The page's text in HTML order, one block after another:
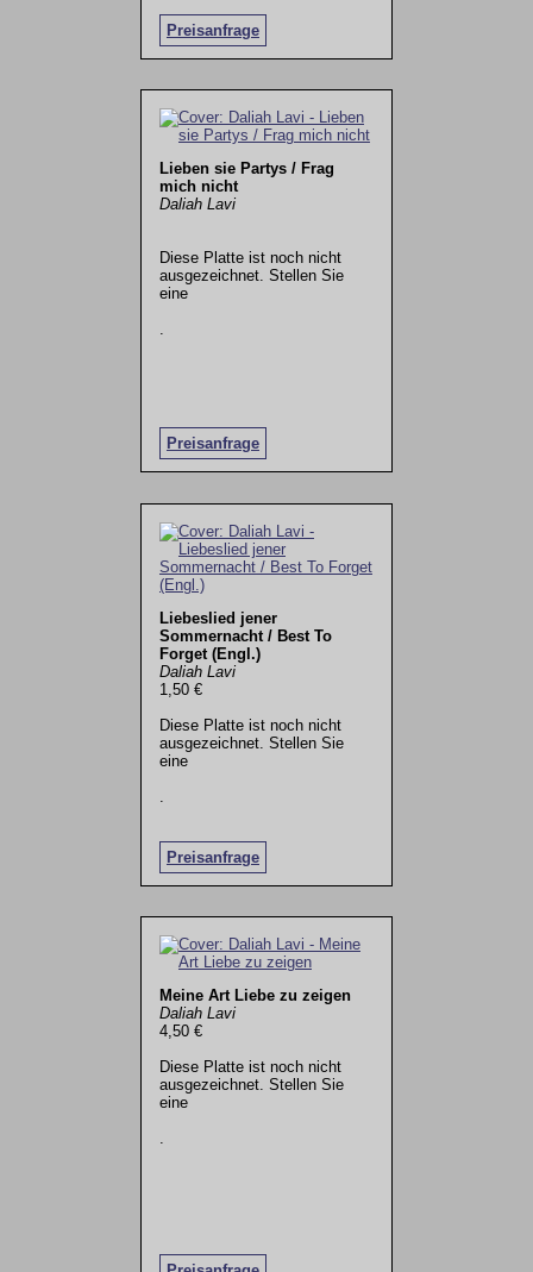
Preisanfrage
Lieben sie Partys / Frag
mich nicht
Daliah Lavi
Diese Platte ist noch nicht
ausgezeichnet. Stellen Sie
eine
Preisanfrage
.
Liebeslied jener
Sommernacht / Best To
Forget (Engl.)
Daliah Lavi
1,50 €
Diese Platte ist noch nicht
ausgezeichnet. Stellen Sie
eine
Preisanfrage
Meine Art Liebe zu zeigen
Daliah Lavi
4,50 €
Diese Platte ist noch nicht
ausgezeichnet. Stellen Sie
eine
.